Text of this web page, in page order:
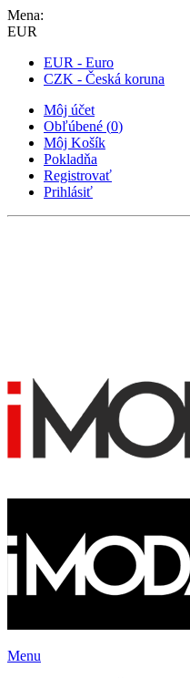
Mena:
EUR
EUR - Euro
CZK - Česká koruna
Môj účet
Obľúbené (0)
Môj Košík
Pokladňa
Registrovať
Prihlásiť
Menu